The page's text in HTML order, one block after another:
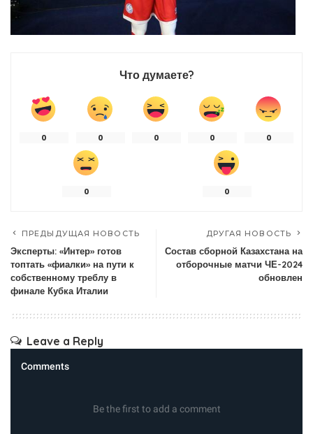
Что думаете?
0 0 0 0 0
0 0
ПРЕДЫДУЩАЯ НОВОСТЬ
Эксперты: «Интер» готов
топтать «фиалки» на пути к
собственному треблу в
финале Кубка Италии
ДРУГАЯ НОВОСТЬ
Состав сборной Казахстана на
отборочные матчи ЧЕ-2024
обновлен
Leave a Reply